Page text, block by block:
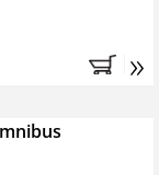
»